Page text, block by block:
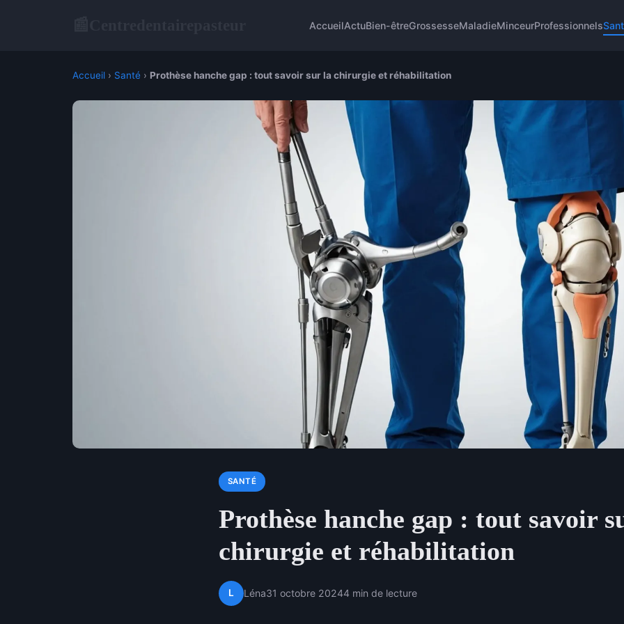
AccueilActuBien-êtreGrossesseMaladieMinceurProfessionnels
Accueil › Santé › Prothèse hanche gap : tout savoir sur la chirurgie et réhabilitation
SANTÉ
Prothèse hanche gap : tout savoir
chirurgie et réhabilitation
L Léna31 octobre 20244 min de lecture